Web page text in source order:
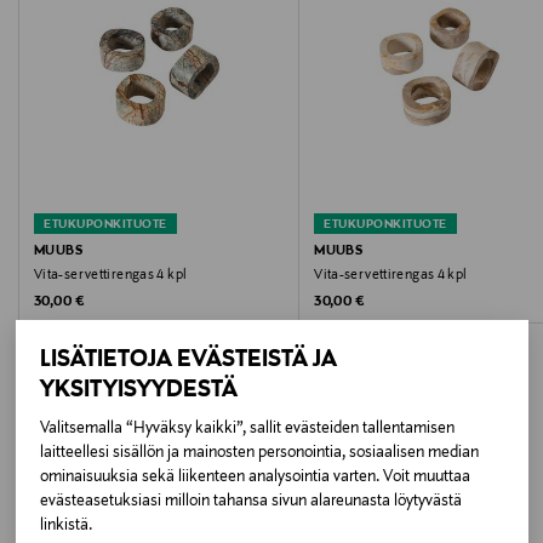
LISÄTIETOJA EVÄSTEISTÄ JA
YKSITYISYYDESTÄ
Valitsemalla “Hyväksy kaikki”, sallit evästeiden tallentamisen
laitteellesi sisällön ja mainosten personointia, sosiaalisen median
ominaisuuksia sekä liikenteen analysointia varten. Voit muuttaa
evästeasetuksiasi milloin tahansa sivun alareunasta löytyvästä
linkistä.
Hoito-ohjeet
Pyyhitään kostealla liinalla. Kuivaa hyvin ennen
43 cm
Korkeus
23 cm
Suunnittelija
Väri
MAROON RED
ETUKUPONKITUOTE
MUUBS
Vita-servettirengas 4 kpl
Original Price
30,00 €
ETUKUPONKITUOTE
MUUBS
Vita-servettirengas 4 kpl
Original Price
30,00 €
LISÄÄ KIINNOSTAVIA
TUOTTEITA